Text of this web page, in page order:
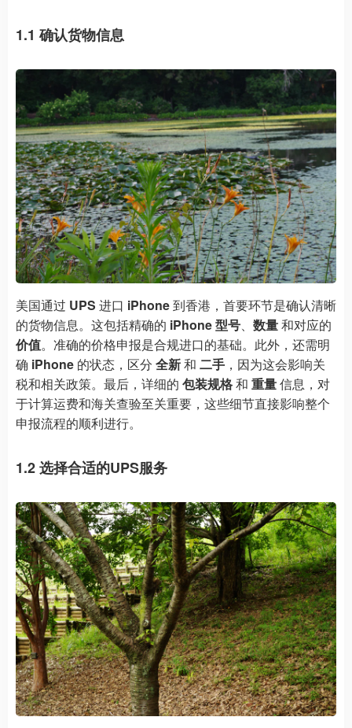
1.1 确认货物信息
美国通过 UPS 进口 iPhone到香港，首要环节是确认清晰
的货物信息。这包括精确的 iPhone 型号、 数量和对应的
价值。准确的价格申报是合规进口的基础。此外，还需明
确 iPhone 的状态，区分 全新和 二手 ，因为这会影响关
税和相关政策。最后，详细的 包装规格和 重量信息，对
于计算运费和海关查验至关重要，这些细节直接影响整个
申报流程的顺利进行。
1.2 选择合适的UPS服务